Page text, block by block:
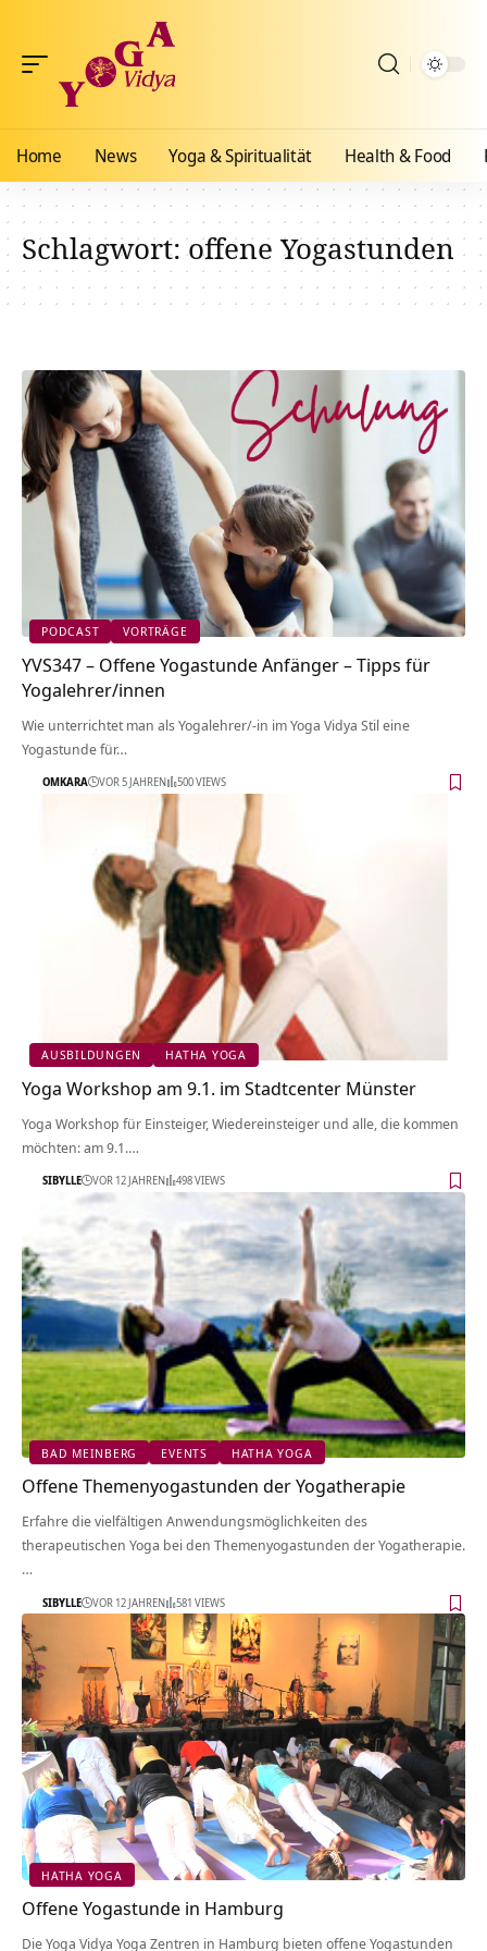
Home News Yoga & Spiritualität Health & Food
Schlagwort:offene Yogastunden
PODCAST VORTRÄGE
YVS347 – Offene Yogastunde Anfänger – Tipps für
Yogalehrer/innen
Wie unterrichtet man als Yogalehrer/-in im Yoga Vidya Stil eine
Yogastunde für…
OMKARA VOR 5 JAHREN 500 VIEWS
AUSBILDUNGEN HATHA YOGA
Yoga Workshop am 9.1. im Stadtcenter Münster
Yoga Workshop für Einsteiger, Wiedereinsteiger und alle, die kommen
möchten: am 9.1.…
SIBYLLE VOR 12 JAHREN 498 VIEWS
BAD MEINBERG EVENTS HATHA YOGA
Offene Themenyogastunden der Yogatherapie
Erfahre die vielfältigen Anwendungsmöglichkeiten des
therapeutischen Yoga bei den Themenyogastunden der Yogatherapie.
…
SIBYLLE VOR 12 JAHREN 581 VIEWS
HATHA YOGA
Offene Yogastunde in Hamburg
Die Yoga Vidya Yoga Zentren in Hamburg bieten offene Yogastunden